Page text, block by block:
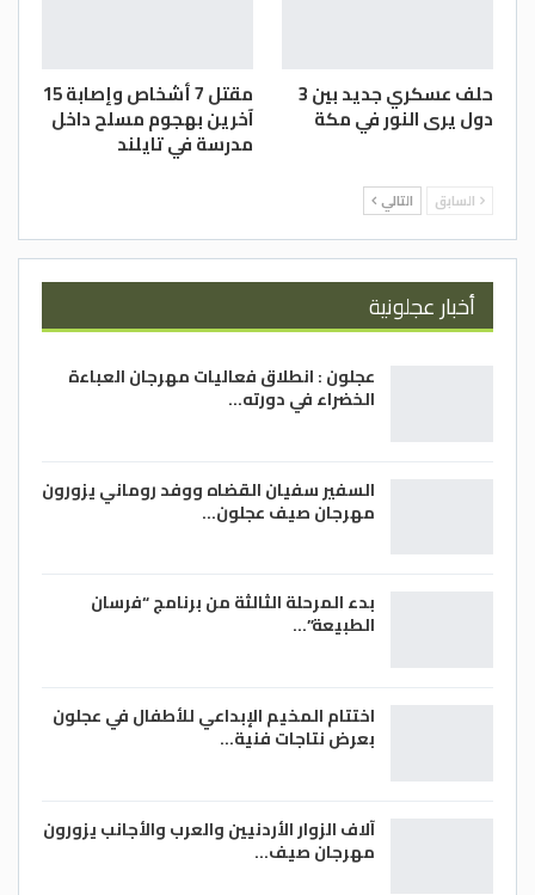
حلف عسكري جديد بين 3
دول يرى النور في مكة
مقتل 7 أشخاص وإصابة 15
آخرين بهجوم مسلح داخل
مدرسة في تايلند
السابق التالي
أخبار عجلونية
عجلون : انطلاق فعاليات مهرجان العباءة
الخضراء في دورته…
السفير سفيان القضاه ووفد روماني يزورون
مهرجان صيف عجلون…
بدء المرحلة الثالثة من برنامج “فرسان
الطبيعة”…
اختتام المخيم الإبداعي للأطفال في عجلون
بعرض نتاجات فنية…
آلاف الزوار الأردنيين والعرب والأجانب يزورون
مهرجان صيف…